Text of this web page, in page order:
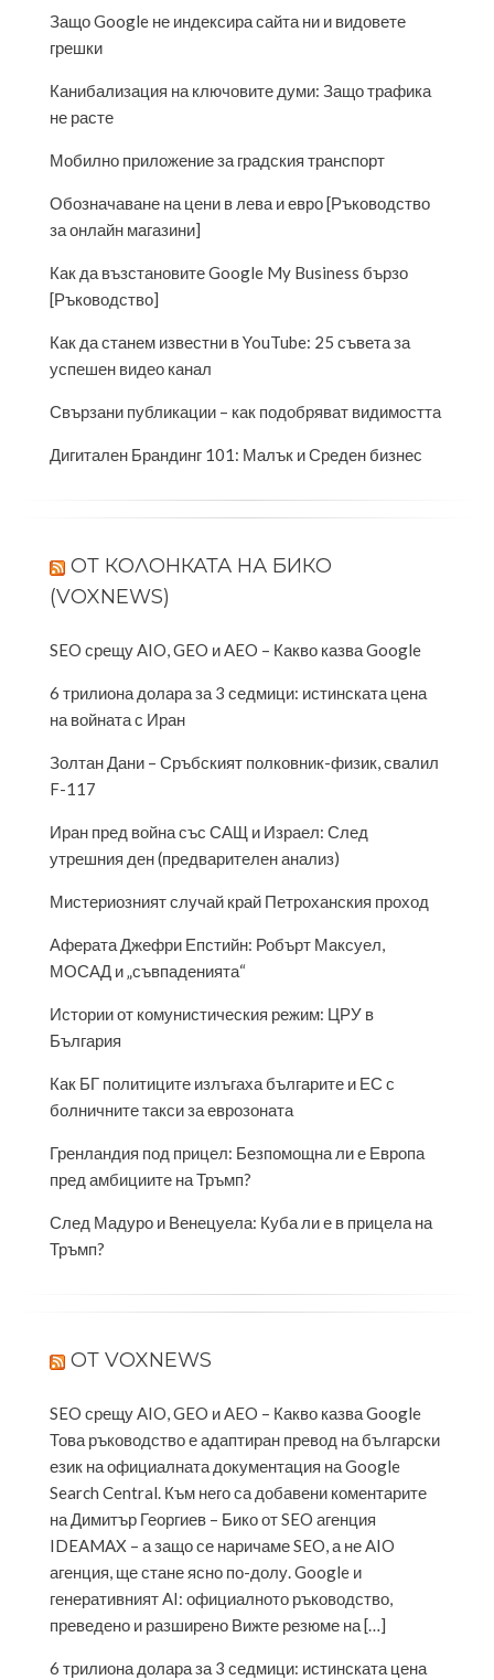
Защо Google не индексира сайта ни и видовете
грешки
Канибализация на ключовите думи: Защо трафика
не расте
Мобилно приложение за градския транспорт
Обозначаване на цени в лева и евро [Ръководство
за онлайн магазини]
Как да възстановите Google My Business бързо
[Ръководство]
Как да станем известни в YouTube: 25 съвета за
успешен видео канал
Свързани публикации – как подобряват видимостта
Дигитален Брандинг 101: Малък и Среден бизнес
OТ КОЛОНКАТА НА БИКО
(VOXNEWS)
SEO срещу AIO, GEO и AEO – Какво казва Google
6 трилиона долара за 3 седмици: истинската цена
на войната с Иран
Золтан Дани – Сръбският полковник-физик, свалил
F-117
Иран пред война със САЩ и Израел: След
утрешния ден (предварителен анализ)
Мистериозният случай край Петроханския проход
Аферата Джефри Епстийн: Робърт Максуел,
МОСАД и „съвпаденията“
Истории от комунистическия режим: ЦРУ в
България
Как БГ политиците излъгаха българите и ЕС с
болничните такси за еврозоната
Гренландия под прицел: Безпомощна ли е Европа
пред амбициите на Тръмп?
След Мадуро и Венецуела: Куба ли е в прицела на
Тръмп?
ОТ VOXNEWS
SEO срещу AIO, GEO и AEO – Какво казва Google
Това ръководство е адаптиран превод на български
език на официалната документация на Google
Search Central. Към него са добавени коментарите
на Димитър Георгиев – Бико от SEO агенция
IDEAMAX – а защо се наричаме SEO, а не AIO
агенция, ще стане ясно по-долу. Google и
генеративният AI: официалното ръководство,
преведено и разширено Вижте резюме на […]
6 трилиона долара за 3 седмици: истинската цена